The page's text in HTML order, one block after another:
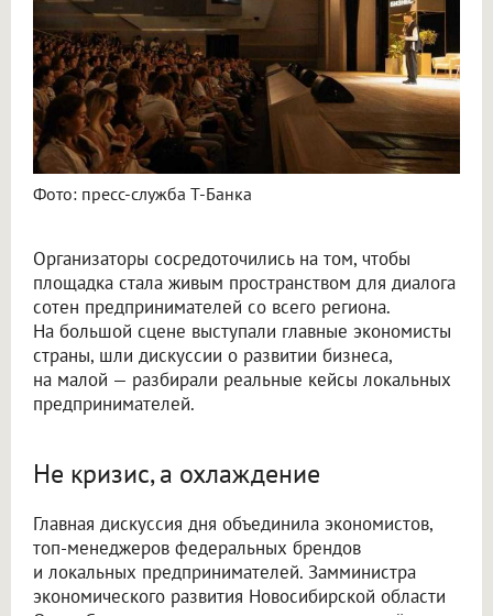
Фото: пресс-служба Т-Банка
Организаторы сосредоточились на том, чтобы
площадка стала живым пространством для диалога
сотен предпринимателей со всего региона.
На большой сцене выступали главные экономисты
страны, шли дискуссии о развитии бизнеса,
на малой — разбирали реальные кейсы локальных
предпринимателей.
Не кризис, а охлаждение
Главная дискуссия дня объединила экономистов,
топ-менеджеров федеральных брендов
и локальных предпринимателей. Замминистра
экономического развития Новосибирской области